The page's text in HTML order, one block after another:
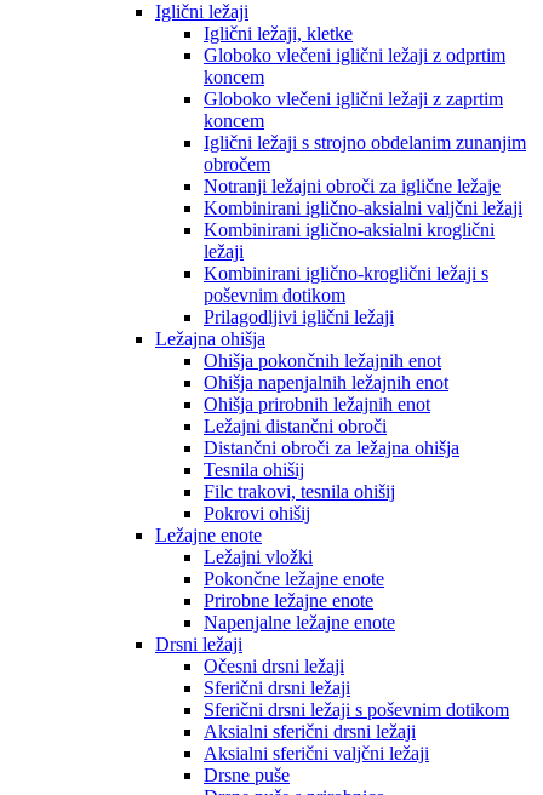
Iglični ležaji
Iglični ležaji, kletke
Globoko vlečeni iglični ležaji z odprtim
koncem
Globoko vlečeni iglični ležaji z zaprtim
koncem
Iglični ležaji s strojno obdelanim zunanjim
obročem
Notranji ležajni obroči za iglične ležaje
Kombinirani iglično-aksialni valjčni ležaji
Kombinirani iglično-aksialni kroglični
ležaji
Kombinirani iglično-kroglični ležaji s
poševnim dotikom
Prilagodljivi iglični ležaji
Ležajna ohišja
Ohišja pokončnih ležajnih enot
Ohišja napenjalnih ležajnih enot
Ohišja prirobnih ležajnih enot
Ležajni distančni obroči
Distančni obroči za ležajna ohišja
Tesnila ohišij
Filc trakovi, tesnila ohišij
Pokrovi ohišij
Ležajne enote
Ležajni vložki
Pokončne ležajne enote
Prirobne ležajne enote
Napenjalne ležajne enote
Drsni ležaji
Očesni drsni ležaji
Sferični drsni ležaji
Sferični drsni ležaji s poševnim dotikom
Aksialni sferični drsni ležaji
Aksialni sferični valjčni ležaji
Drsne puše